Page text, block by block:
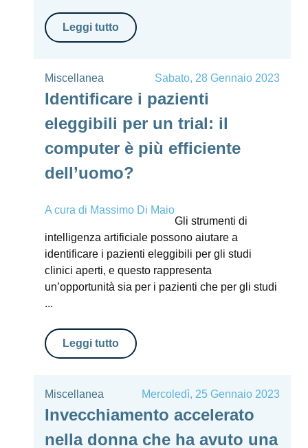
Leggi tutto
Miscellanea Sabato, 28 Gennaio 2023
Identificare i pazienti
eleggibili per un trial: il
computer è più efficiente
dell’uomo?
A cura di Massimo Di Maio
Gli strumenti di
intelligenza artificiale possono aiutare a
identificare i pazienti eleggibili per gli studi
clinici aperti, e questo rappresenta
un’opportunità sia per i pazienti che per gli studi
...
Leggi tutto
Miscellanea Mercoledì, 25 Gennaio 2023
Invecchiamento accelerato
nella donna che ha avuto una